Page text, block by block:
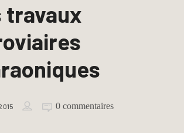
travaux
0 commentaires